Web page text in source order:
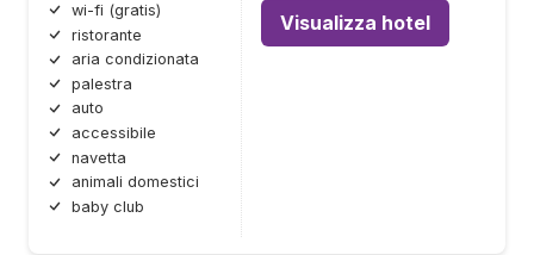
wi-fi (gratis)
ristorante
aria condizionata
palestra
auto
accessibile
navetta
animali domestici
baby club
Visualizza hotel